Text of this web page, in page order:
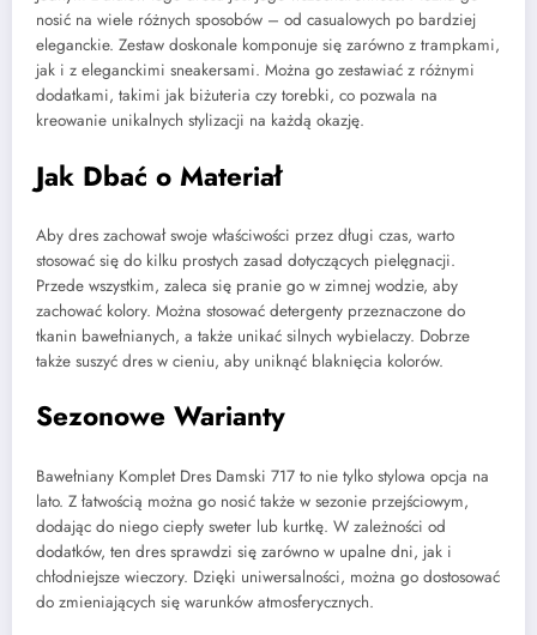
nosić na wiele różnych sposobów – od casualowych po bardziej
eleganckie. Zestaw doskonale komponuje się zarówno z trampkami,
jak i z eleganckimi sneakersami. Można go zestawiać z różnymi
dodatkami, takimi jak biżuteria czy torebki, co pozwala na
kreowanie unikalnych stylizacji na każdą okazję.
Jak Dbać o Materiał
Aby dres zachował swoje właściwości przez długi czas, warto
stosować się do kilku prostych zasad dotyczących pielęgnacji.
Przede wszystkim, zaleca się pranie go w zimnej wodzie, aby
zachować kolory. Można stosować detergenty przeznaczone do
tkanin bawełnianych, a także unikać silnych wybielaczy. Dobrze
także suszyć dres w cieniu, aby uniknąć blaknięcia kolorów.
Sezonowe Warianty
Bawełniany Komplet Dres Damski 717 to nie tylko stylowa opcja na
lato. Z łatwością można go nosić także w sezonie przejściowym,
dodając do niego ciepły sweter lub kurtkę. W zależności od
dodatków, ten dres sprawdzi się zarówno w upalne dni, jak i
chłodniejsze wieczory. Dzięki uniwersalności, można go dostosować
do zmieniających się warunków atmosferycznych.